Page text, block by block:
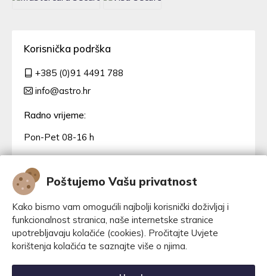
Poštujemo Vašu privatnost
Kako bismo vam omogućili najbolji korisnički doživljaj i
funkcionalnost stranica, naše internetske stranice
upotrebljavaju kolačiće (cookies). Pročitajte Uvjete
korištenja kolačića te saznajte više o njima.
Korisnička podrška
+385 (0)91 4491 788
info@astro.hr
Radno vrijeme:
Pon-Pet 08-16 h
© Znanstveno edukacijski centar Višnjan 2020. - 2026.